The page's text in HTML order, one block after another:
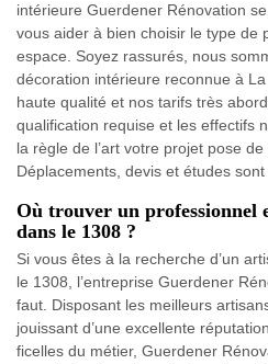
intérieure Guerdener Rénovation
vous aider à bien choisir le type de
espace. Soyez rassurés, nous
décoration intérieure reconnue à
haute qualité et nos tarifs très
qualification requise et les effectifs
la règle de l’art votre projet pose de
Déplacements, devis et études
Où trouver un professionnel
dans le 1308 ?
Si vous êtes à la recherche d’un
le 1308, l’entreprise Guerdener
faut. Disposant les meilleurs
jouissant d’une excellente
ficelles du métier, Guerdener